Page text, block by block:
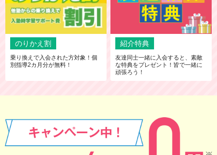
のりかえ割
乗り換えで入会された方対象！個
別指導2カ月分が無料！
紹介特典
友達同士一緒に入会すると、素敵
な特典をプレゼント！皆で一緒に
頑張ろう！